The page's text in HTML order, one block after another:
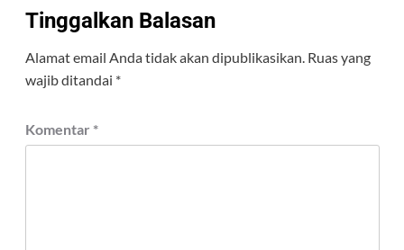
Tinggalkan Balasan
Alamat email Anda tidak akan dipublikasikan. Ruas yang
wajib ditandai *
Komentar *